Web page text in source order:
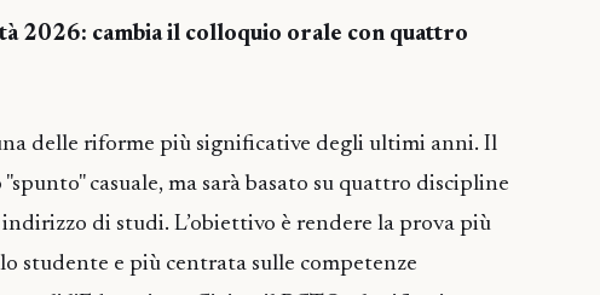
2026: cambia il colloquio orale con quattro
delle riforme più significative degli ultimi anni. Il
casuale, ma sarà basato su quattro discipline
di studi. L’obiettivo è rendere la prova più
studente e più centrata sulle competenze